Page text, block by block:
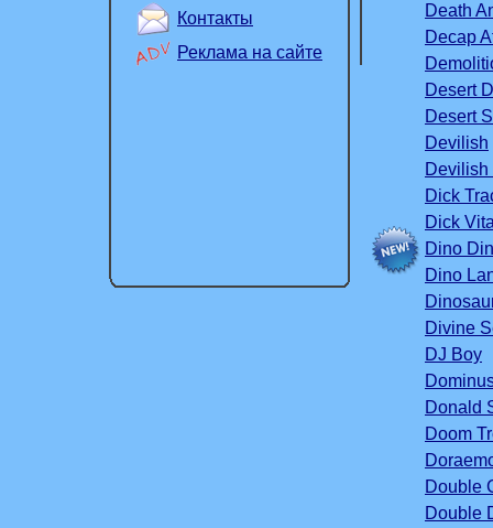
Death
Decap
Desert
Desert
Devilish
Devilish
Dick
Dick
Dino
Dino
Divine
DJ Boy
Donald
Doom
Double
Double
Контакты
Реклама на сайте